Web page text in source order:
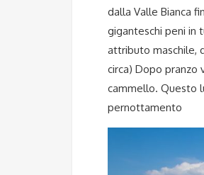
dalla Valle Bianca
giganteschi peni in
attributo maschile,
circa) Dopo pranzo
cammello. Questo
pernottamento